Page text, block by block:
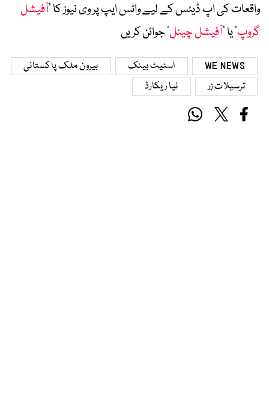
واقعات کی اپ ڈیٹس کے لیے واٹس ایپ پر وی نیوز کا ’آفیشل
گروپ‘ یا ’آفیشل چینل‘ جوائن کریں
WE NEWS اسٹیٹ بینک
بیرون ملک پاکستانی
ترسیلات زر
نیا ریکارڈ